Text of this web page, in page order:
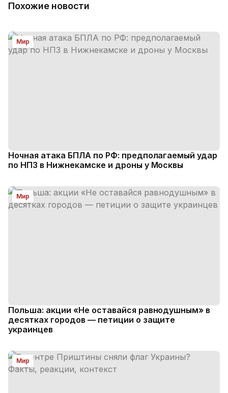
Похожие новости
Мир
Ночная атака БПЛА по РФ: предполагаемый удар
по НПЗ в Нижнекамске и дроны у Москвы
Мир
Польша: акции «Не оставайся равнодушным» в
десятках городов — петиции о защите
украинцев
Мир